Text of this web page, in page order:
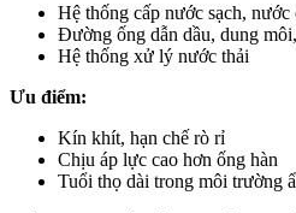
Hệ thống cấp nước sạch, nước
Đường ống dẫn dầu, dung
Hệ thống xử lý nước thải
Ưu điểm:
Kín khít, hạn chế rò rỉ
Chịu áp lực cao hơn ống hàn
Tuổi thọ dài trong môi trường